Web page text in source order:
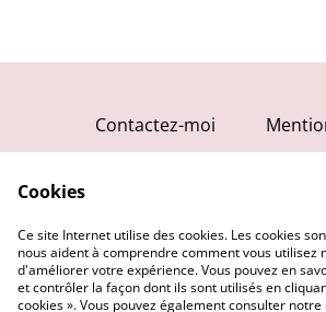
Contactez-moi
Cookies
Ce site Internet utilise des cookies. Les cookies
nous aident à comprendre comment vous utilisez
d'améliorer votre expérience. Vous pouvez en
et contrôler la façon dont ils sont utilisés en
cookies ». Vous pouvez également consulter notre